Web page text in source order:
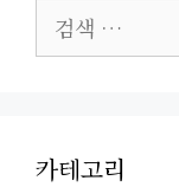
색:
카테고리